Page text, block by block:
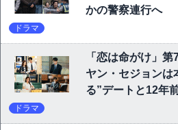
かの警察連行へ
ドラマ
「恋は命がけ」
ヤン・セジョンは
る”デートと12年
ドラマ